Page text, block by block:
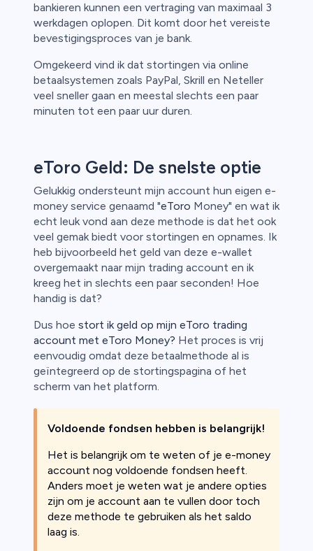
bankieren kunnen een vertraging van maximaal 3
werkdagen oplopen. Dit komt door het vereiste
bevestigingsproces van je bank.
Omgekeerd vind ik dat stortingen via online
betaalsystemen zoals PayPal, Skrill en Neteller
veel sneller gaan en meestal slechts een paar
minuten tot een paar uur duren.
eToro Geld: De snelste optie
Gelukkig ondersteunt mijn account hun eigen e-
money service genaamd "eToro Money" en wat ik
echt leuk vond aan deze methode is dat het ook
veel gemak biedt voor stortingen en opnames. Ik
heb bijvoorbeeld het geld van deze e-wallet
overgemaakt naar mijn trading account en ik
kreeg het in slechts een paar seconden! Hoe
handig is dat?
Dus hoe stort ik geld op mijn eToro trading
account met eToro Money? Het proces is vrij
eenvoudig omdat deze betaalmethode al is
geïntegreerd op de stortingspagina of het
scherm van het platform.
Voldoende fondsen hebben is belangrijk!
Het is belangrijk om te weten of je e-money
account nog voldoende fondsen heeft.
Anders moet je weten wat je andere opties
zijn om je account aan te vullen door toch
deze methode te gebruiken als het saldo
laag is.